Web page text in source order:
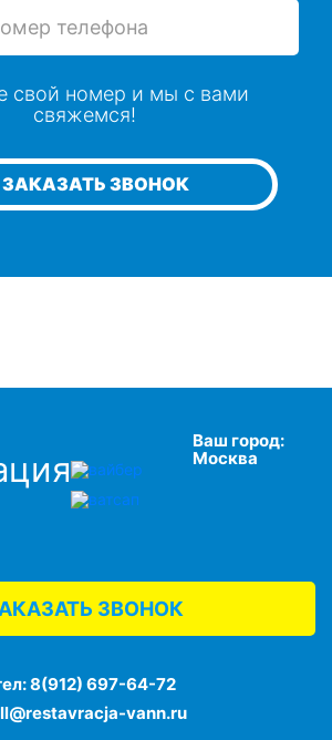
ЗАКАЗАТЬ ЗВОНОК
свой номер и мы с вами
свяжемся!
Ваш город:
Москва
ЗВОНОК
8(912) 697-64-72
vann.ru